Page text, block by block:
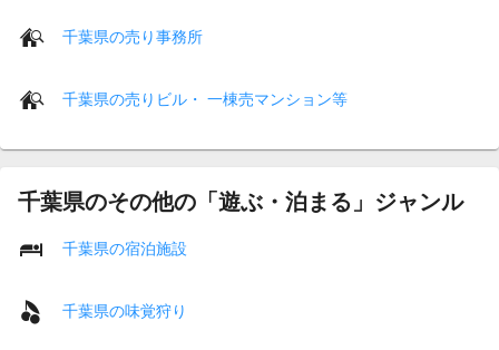
千葉県の売り事務所
千葉県の売りビル・ 一棟売マンション等
千葉県のその他の「遊ぶ・泊まる」ジャンル
千葉県の宿泊施設
千葉県の味覚狩り